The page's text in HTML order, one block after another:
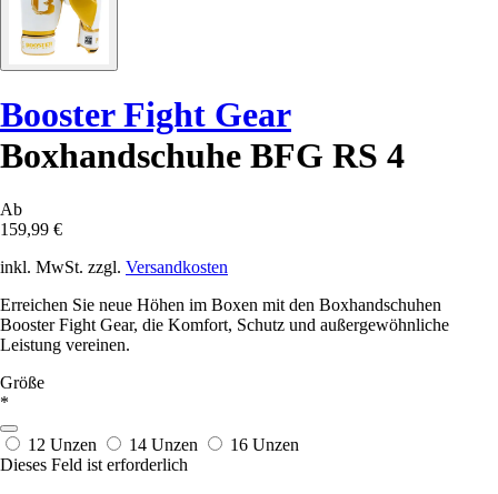
Booster Fight Gear
Boxhandschuhe BFG RS 4
Ab
159,99 €
inkl. MwSt. zzgl. Versandkosten
Erreichen Sie neue Höhen im Boxen mit den Boxhandschuhen
Booster Fight Gear, die Komfort, Schutz und außergewöhnliche
Leistung vereinen.
Größe
*
12 Unzen 14 Unzen
16 Unzen
Dieses Feld ist erforderlich